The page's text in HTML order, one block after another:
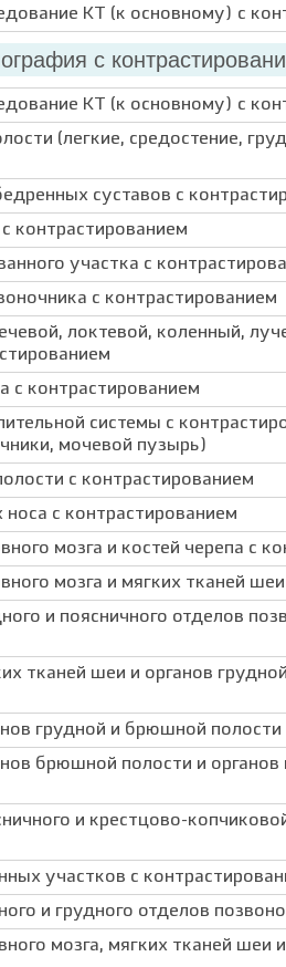
КТ (к основному) с
с
КТ (к основному) с
(легкие, средостение,
суставов с
контрастированием
участка с
с контрастированием
локтевой, коленный,
с контрастированием
системы с
мочевой пузырь)
с контрастированием
с контрастированием
мозга и костей черепа с
мозга и мягких тканей
и поясничного отделов
тканей шеи и органов
грудной и брюшной полости
брюшной полости и органов
и крестцово-
участков с
и грудного отделов
мозга, мягких тканей шеи